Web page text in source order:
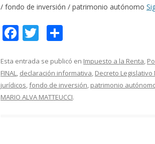
/ fondo de inversión / patrimonio autónomo
F
e
b
o
T
itt
er
m
p
ar
Esta entrada se publicó en Impuesto a la Renta,
FINAL, declaración informativa, Decreto Legislativo
jurídicos,fondo de inversión, patrimonio
MARIO ALVA MATTEUCCI.